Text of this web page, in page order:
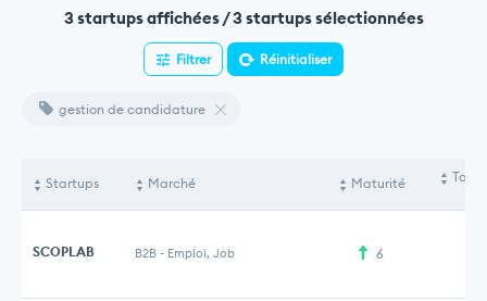
3 startups affichées / 3 startups sélectionnées
Filtrer Réinitialiser
gestion de candidature
Startups Marché Maturité
Total
SCOPLAB B2B - Emploi, Job 6